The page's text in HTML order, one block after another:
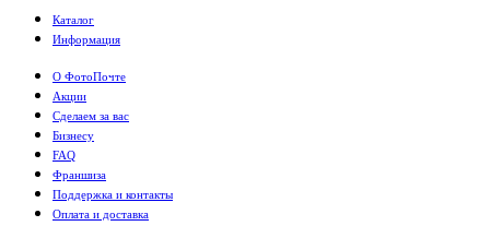
Каталог
Информация
О ФотоПочте
Акции
Сделаем за вас
Бизнесу
FAQ
Франшиза
Поддержка и контакты
Оплата и доставка